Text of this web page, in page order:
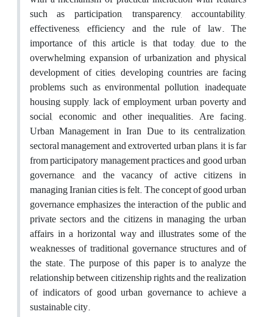
such as participation, transparency, accountability,
effectiveness, efficiency and the rule of law. The
importance of this article is that today, due to the
overwhelming expansion of urbanization and physical
development of cities, developing countries are facing
problems such as environmental pollution, inadequate
housing supply, lack of employment, urban poverty and
social, economic and other inequalities. Are facing.
Urban Management in Iran Due to its centralization,
sectoral management and extroverted urban plans, it is far
from participatory management practices and good urban
governance, and the vacancy of active citizens in
managing Iranian cities is felt. The concept of good urban
governance emphasizes the interaction of the public and
private sectors and the citizens in managing the urban
affairs in a horizontal way and illustrates some of the
weaknesses of traditional governance structures and of
the state. The purpose of this paper is to analyze the
relationship between citizenship rights and the realization
of indicators of good urban governance to achieve a
sustainable city.